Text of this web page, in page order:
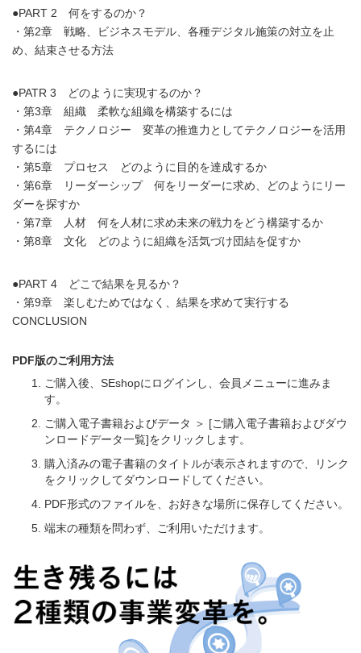
●PART 2 何をするのか？
・第2章 戦略、ビジネスモデル、各種デジタル施策の対立を止
め、結束させる方法
●PATR 3 どのように実現するのか？
・第3章 組織 柔軟な組織を構築するには
・第4章 テクノロジー 変革の推進力としてテクノロジーを活用
するには
・第5章 プロセス どのように目的を達成するか
・第6章 リーダーシップ 何をリーダーに求め、どのようにリー
ダーを探すか
・第7章 人材 何を人材に求め未来の戦力をどう構築するか
・第8章 文化 どのように組織を活気づけ団結を促すか
●PART 4 どこで結果を見るか？
・第9章 楽しむためではなく、結果を求めて実行する
CONCLUSION
PDF版のご利用方法
ご購入後、SEshopにログインし、会員メニューに進みま
す。
ご購入電子書籍およびデータ ＞ [ご購入電子書籍およびダウ
ンロードデータ一覧]をクリックします。
購入済みの電子書籍のタイトルが表示されますので、リンク
をクリックしてダウンロードしてください。
PDF形式のファイルを、お好きな場所に保存してください。
端末の種類を問わず、ご利用いただけます。